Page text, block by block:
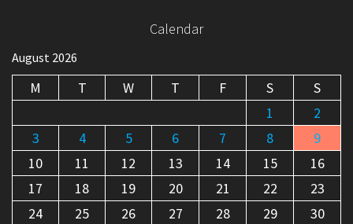
Calendar
August 2026
M T W T F S
S
1
2
3
4 5 6 7 8
9
10
11 12 13 14 15
16
17
18 19 20 21 22
23
24
25 26 27 28 29
30